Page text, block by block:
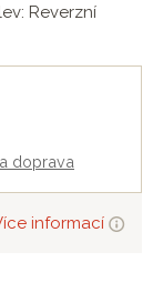
Reverzní
doprava
informací